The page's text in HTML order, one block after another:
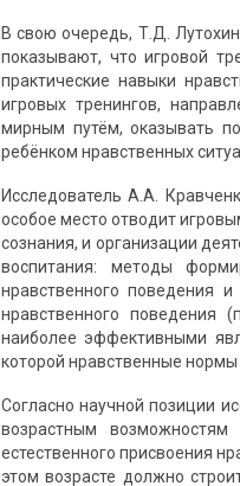
В свою очередь, Т.Д.
показывают, что игровой
практические навыки
игровых тренингов,
мирным путём, оказывать
ребёнком нравственных
Исследователь А.А.
особое место отводит
сознания, и организации
воспитания: методы
нравственного поведения
нравственного поведения
наиболее эффективными
которой нравственные нормы
Согласно научной позиции
возрастным
естественного присвоения
этом возрасте должно